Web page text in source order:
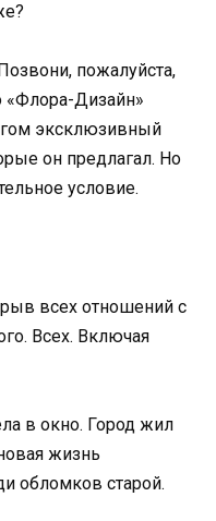
пожалуйста,
«Флора-Дизайн»
эксклюзивный
он предлагал. Но
условие.
всех отношений с
Всех. Включая
в окно. Город жил
жизнь
обломков старой.